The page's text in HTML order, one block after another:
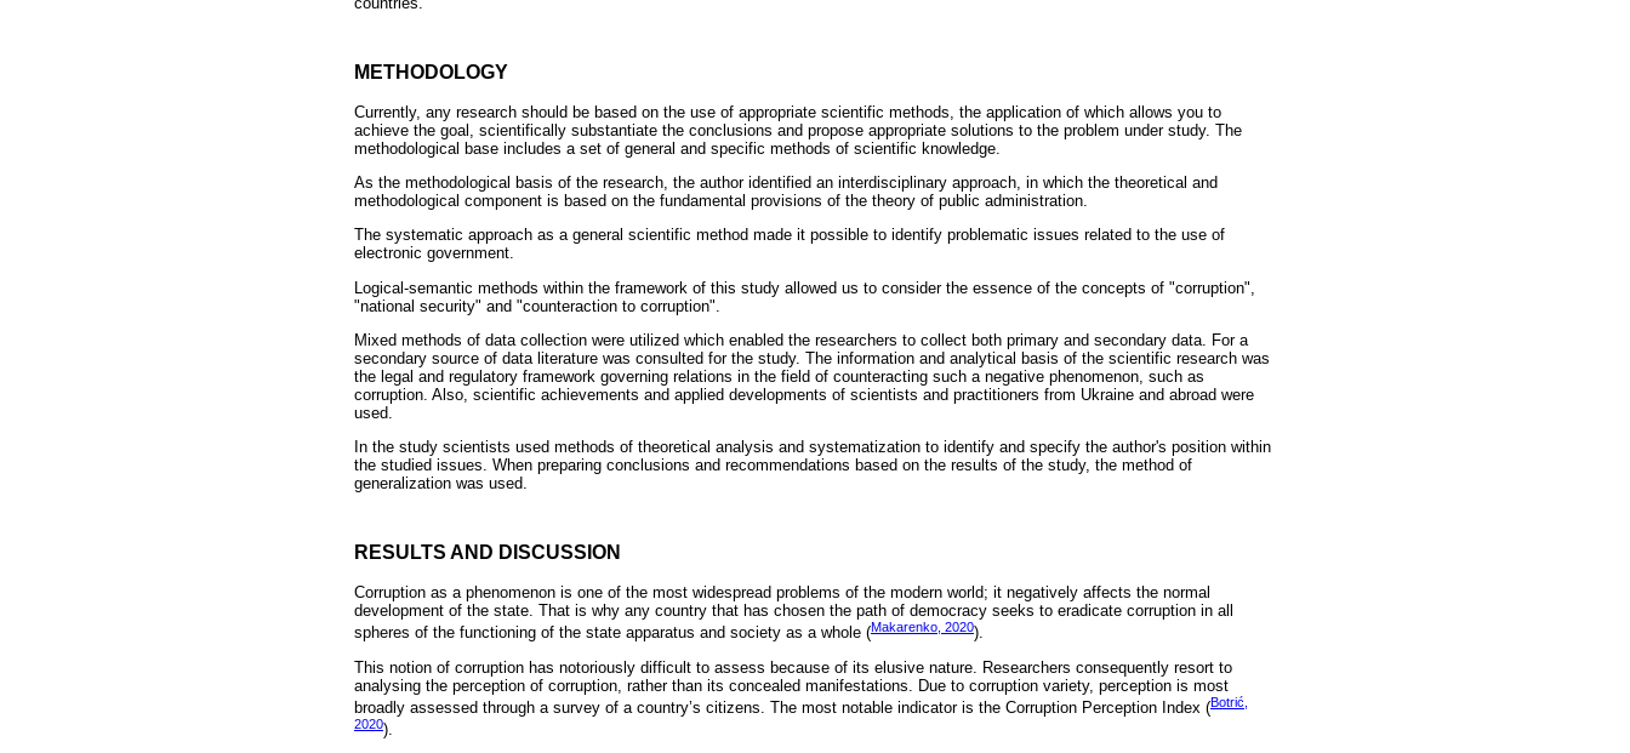
METHODOLOGY
Currently, any research should be based on the use of appropriate scientific methods, the application of which allows you to
achieve the goal, scientifically substantiate the conclusions and propose appropriate solutions to the problem under study. The
methodological base includes a set of general and specific methods of scientific knowledge.
As the methodological basis of the research, the author identified an interdisciplinary approach, in which the theoretical and
methodological component is based on the fundamental provisions of the theory of public administration.
The systematic approach as a general scientific method made it possible to identify problematic issues related to the use of
electronic government.
Logical-semantic methods within the framework of this study allowed us to consider the essence of the concepts of "corruption",
"national security" and "counteraction to corruption".
Mixed methods of data collection were utilized which enabled the researchers to collect both primary and secondary data. For a
secondary source of data literature was consulted for the study. The information and analytical basis of the scientific research was
the legal and regulatory framework governing relations in the field of counteracting such a negative phenomenon, such as
corruption. Also, scientific achievements and applied developments of scientists and practitioners from Ukraine and abroad were
used.
In the study scientists used methods of theoretical analysis and systematization to identify and specify the author's position within
the studied issues. When preparing conclusions and recommendations based on the results of the study, the method of
generalization was used.
RESULTS AND DISCUSSION
Corruption as a phenomenon is one of the most widespread problems of the modern world; it negatively affects the normal
development of the state. That is why any country that has chosen the path of democracy seeks to eradicate corruption in all
spheres of the functioning of the state apparatus and society as a whole (Makarenko, 2020).
This notion of corruption has notoriously difficult to assess because of its elusive nature. Researchers consequently resort to
analysing the perception of corruption, rather than its concealed manifestations. Due to corruption variety, perception is most
broadly assessed through a survey of a country’s citizens. The most notable indicator is the Corruption Perception Index (Botrić,
2020).